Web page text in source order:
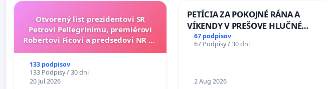
Otvorený list prezidentovi SR
Petrovi Pellegrinimu, premiérovi
Robertovi Ficovi a predsedovi NR SR
133 podpisov
133 Podpisy / 30 dni
20 Jul 2026
PETÍCIA ZA POKOJNÉ RÁNA A
VÍKENDY V PREŠOVE HLUČNÉ
STAVEBNÉ PRÁCE V SOBOTU LEN
OD 9.00 DO 13.00 HOD., CEZ
KONTROLA STAVBY C-AREA NA
67 podpisov
67 Podpisy / 30 dni
2 Aug 2026